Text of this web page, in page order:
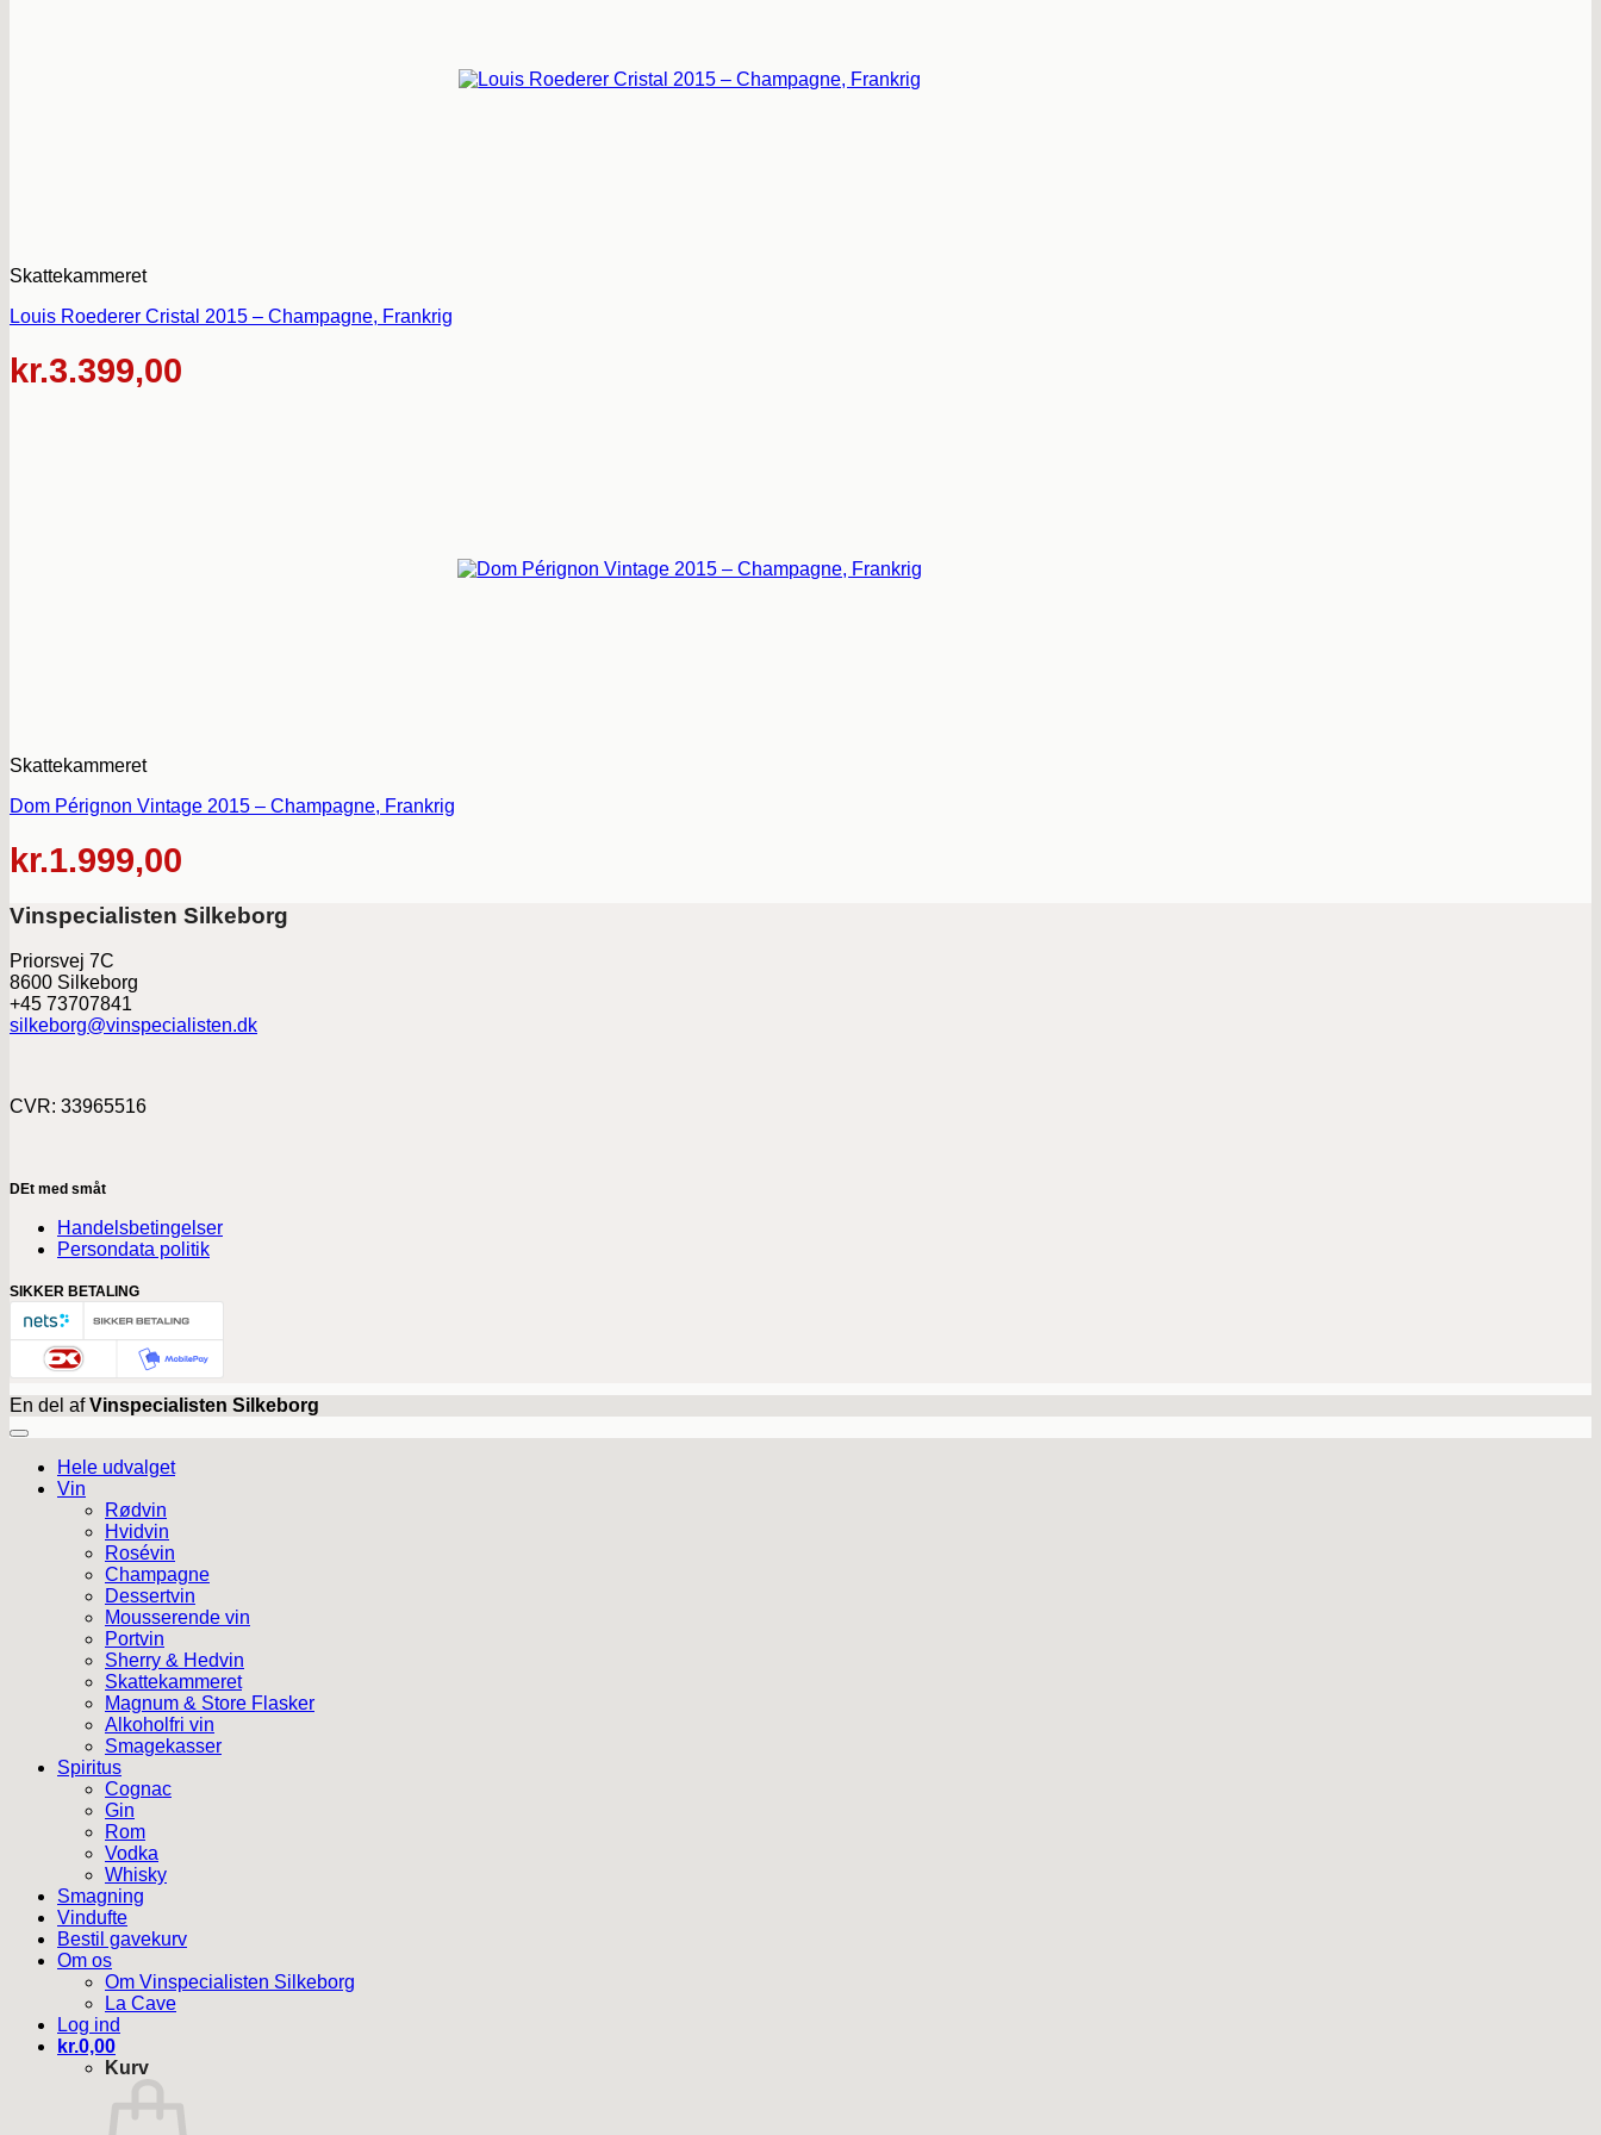
Skattekammeret
Louis Roederer Cristal 2015 – Champagne, Frankrig
kr.3.399,00
Skattekammeret
Dom Pérignon Vintage 2015 – Champagne, Frankrig
kr.1.999,00
Vinspecialisten Silkeborg
Priorsvej 7C
8600 Silkeborg
+45 73707841
silkeborg@vinspecialisten.dk
CVR: 33965516
DEt med småt
Handelsbetingelser
Persondata politik
SIKKER BETALING
En del afVinspecialisten Silkeborg
Hele udvalget
Vin
Rødvin
Hvidvin
Rosévin
Champagne
Dessertvin
Mousserende vin
Portvin
Sherry & Hedvin
Skattekammeret
Magnum & Store Flasker
Alkoholfri vin
Smagekasser
Spiritus
Cognac
Gin
Rom
Vodka
Whisky
Smagning
Vindufte
Bestil gavekurv
Om os
Om Vinspecialisten Silkeborg
La Cave
Log ind
kr.0,00
Kurv